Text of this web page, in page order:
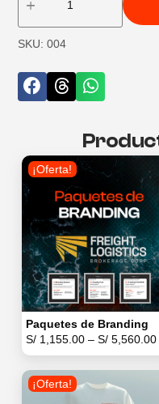
SKU: 004
¡Oferta!
Paquetes de Branding
S/1,155.00– S/5,560.00
¡Oferta!